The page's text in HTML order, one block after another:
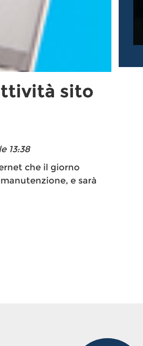
sito
13:38
che il giorno
e sarà